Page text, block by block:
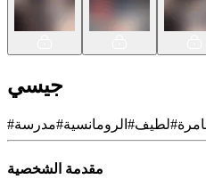
جيسي
# #لطيف# الرومانسية#مدرسة
مقدمة الشخصية